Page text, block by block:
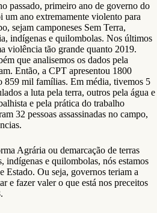
passado, primeiro ano de governo do
um ano extremamente violento para
sejam camponeses Sem Terra,
indígenas e quilombolas. Nos últimos
violência tão grande quanto 2019.
que analisemos os dados pela
Então, a CPT apresentou 1800
859 mil famílias. Em média, tivemos 5
a luta pela terra, outros pela água e
e pela prática do trabalho
32 pessoas assassinadas no campo,
Agrária ou demarcação de terras
indígenas e quilombolas, nós estamos
Estado. Ou seja, governos teriam a
e fazer valer o que está nos preceitos